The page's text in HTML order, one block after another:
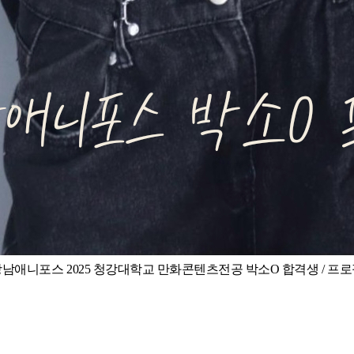
애니포스 2025 청강대학교 만화콘텐츠전공 박소O 합격생 / 프